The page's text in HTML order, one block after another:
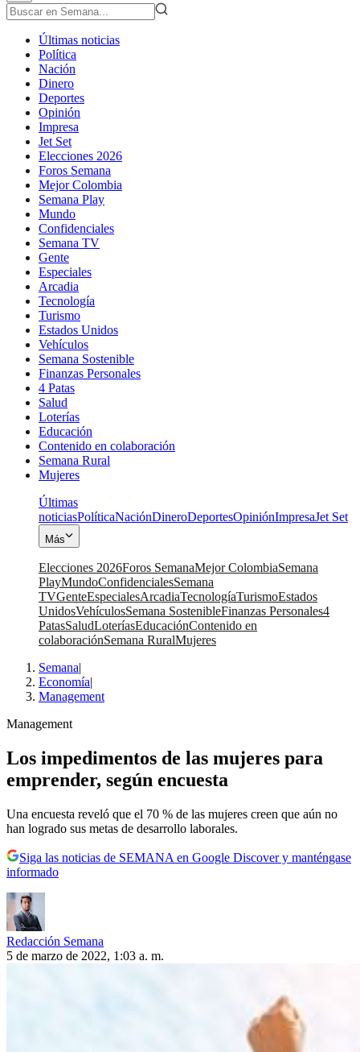
Últimas noticias
Política
Nación
Dinero
Deportes
Opinión
Impresa
Jet Set
Elecciones 2026
Foros Semana
Mejor Colombia
Semana Play
Mundo
Confidenciales
Semana TV
Gente
Especiales
Arcadia
Tecnología
Turismo
Estados Unidos
Vehículos
Semana Sostenible
Finanzas Personales
4 Patas
Salud
Loterías
Educación
Contenido en colaboración
Semana Rural
Mujeres
Últimas
noticiasPolíticaNaciónDineroDeportesOpiniónImpresaJet Set
Más
Elecciones 2026Foros SemanaMejor ColombiaSemana
PlayMundoConfidencialesSemana
TVGenteEspecialesArcadiaTecnologíaTurismoEstados
UnidosVehículosSemana SostenibleFinanzas Personales4
PatasSaludLoteríasEducaciónContenido en
colaboraciónSemana RuralMujeres
Semana|
Economía|
Management
Management
Los impedimentos de las mujeres para
emprender, según encuesta
Una encuesta reveló que el 70 % de las mujeres creen que aún no
han logrado sus metas de desarrollo laborales.
Siga las noticias de SEMANA en Google Discover y manténgase
informado
Redacción Semana
5 de marzo de 2022, 1:03 a. m.